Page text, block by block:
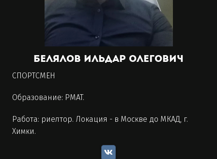
Белялов Ильдар Олегович
СПОРТСМЕН
Образование: РМАТ.
Работа: риелтор. Локация - в Москве до МКАД, г.
Химки.